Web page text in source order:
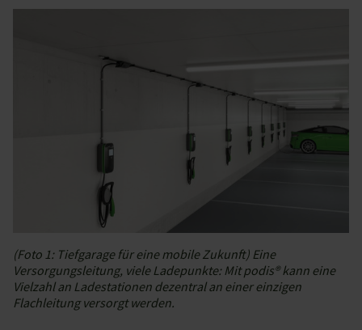
(Foto 1: Tiefgarage für eine mobile Zukunft) Eine
Versorgungsleitung, viele Ladepunkte: Mit podis® kann eine
Vielzahl an Ladestationen dezentral an einer einzigen
Flachleitung versorgt werden.